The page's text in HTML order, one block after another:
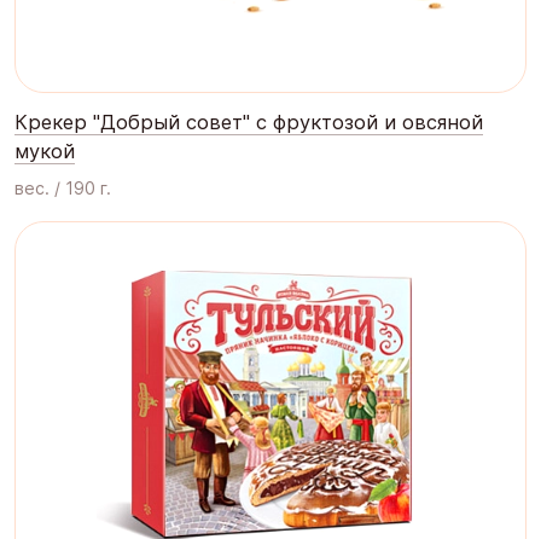
Крекер "Добрый совет" с фруктозой и овсяной
мукой
вес. / 190 г.